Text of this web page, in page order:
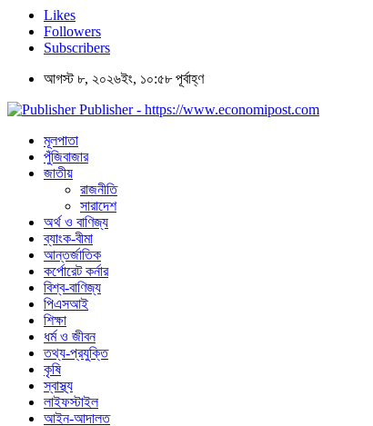
Likes
Followers
Subscribers
আগস্ট ৮, ২০২৬ইং, ১০:৫৮ পূর্বাহ্ণ
Publisher - https://www.economipost.com
মূলপাতা
পুঁজিবাজার
জাতীয়
রাজনীতি
সারাদেশ
অর্থ ও বাণিজ্য
ব্যাংক-বীমা
আন্তর্জাতিক
কর্পোরেট কর্নার
বিশ্ব-বাণিজ্য
পিএসআই
শিক্ষা
ধর্ম ও জীবন
তথ্য-প্রযুক্তি
কৃষি
স্বাস্থ্য
লাইফস্টাইল
আইন-আদালত